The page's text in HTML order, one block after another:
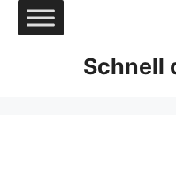
Zum
Inhalt
Schnell